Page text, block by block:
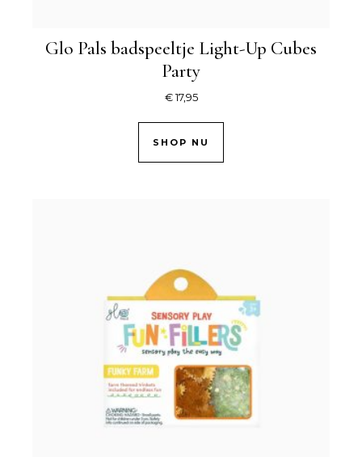
Glo Pals badspeeltje Light-Up Cubes
Party
€17,95
SHOP NU